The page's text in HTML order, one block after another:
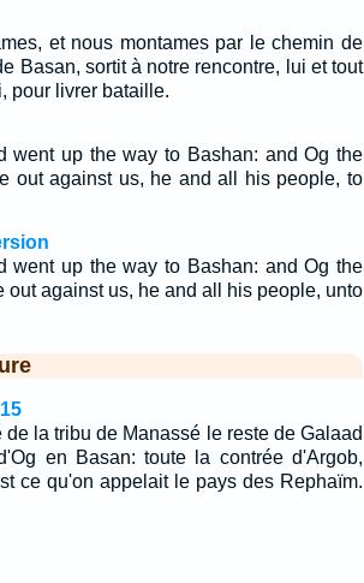
et nous montames par le chemin de
Basan, sortit à notre rencontre, lui et tout
pour livrer bataille.
went up the way to Bashan: and Og the
out against us, he and all his people, to
went up the way to Bashan: and Og the
out against us, he and all his people, unto
la tribu de Manassé le reste de Galaad
en Basan: toute la contrée d'Argob,
ce qu'on appelait le pays des Rephaïm.